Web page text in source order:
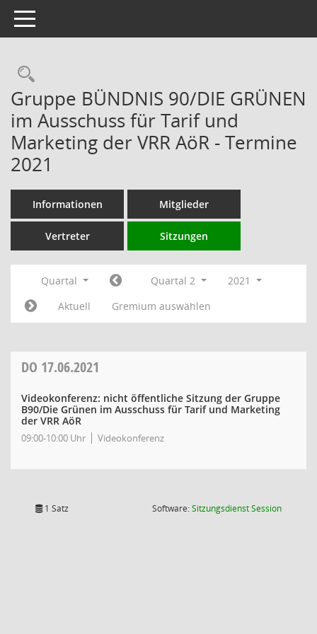
Toggle navigation
Rechercheauswahl
Gruppe BÜNDNIS 90/DIE GRÜNEN
im Ausschuss für Tarif und
Marketing der VRR AöR - Termine
2021
Informationen Mitglieder
Vertreter Sitzungen
Quartal Quartal 2
2021
Aktuell
Gremium auswählen
DO 17.06.2021
Videokonferenz: nicht öffentliche Sitzung der Gruppe
B90/Die Grünen im Ausschuss für Tarif und Marketing
der VRR AöR
09:00-10:00 Uhr Videokonferenz
1 Satz Software:SitzungsdienstSession(Wird in